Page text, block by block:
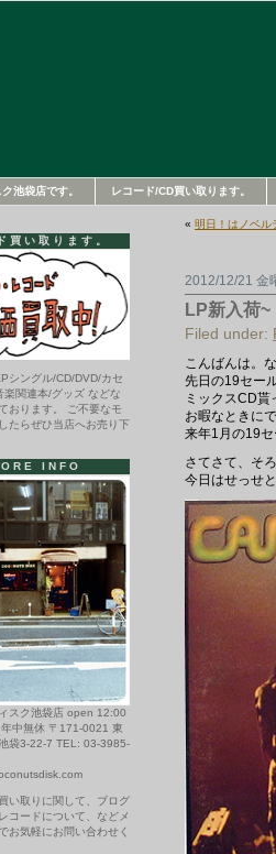
池袋店です。 レコード/CD買い取ります。
« 明日！はノベル
2012/12/21 金
LP新入荷~
Filed under:
こんばんは。
先日の19セー
ミックスCD
お暇なときに
来年1月の19
さてさて、そ
今日はせっせ
買い取ります。
シングル/CD/DVD/カセ
楽関連本/グッズ などな
おります。 ご不要なモ
たらぜひ当店へお売り下
INFO
スク池袋店 open 12:00
中無休 〒171-0021 東
袋3-22-7 TEL: 03-3985-
い取りに関して、ブログ
コードについて、などメ
お気軽にお問い合わせく